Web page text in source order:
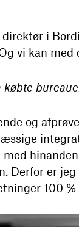
i
vi kan med
og
Derfor er
100 %